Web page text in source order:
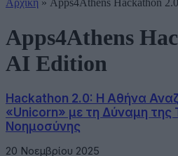
Αρχική » Apps4Athens Hackathon
Apps4Athens
AI Edition
Hackathon 2.0: Η Αθήνα
«Unicorn» με τη Δύναμη της
Νοημοσύνης
20 Νοεμβρίου 2025